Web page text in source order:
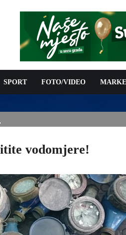
SPORT FOTO/VIDEO
ZAHTJEVA ZA OSTVARIVANJE
PROVOĐENJA PROGRAMA
vodomjere!